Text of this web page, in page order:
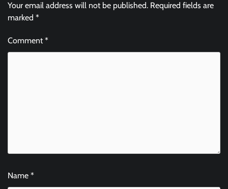
Your email address will not be published. Required fields are
marked *
Comment*
Name *